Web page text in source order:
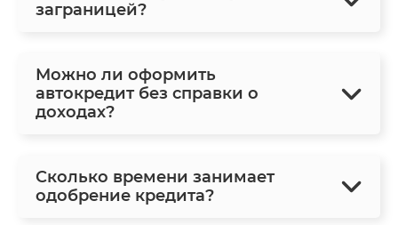
заграницей?
Можно ли оформить
автокредит без справки о
доходах?
Сколько времени занимает
одобрение кредита?